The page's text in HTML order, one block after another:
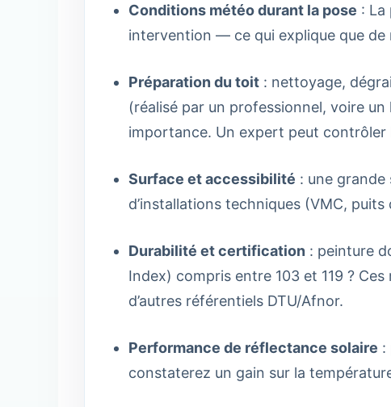
Conditions météo durant la pose : La
intervention — ce qui explique que de
Préparation du toit : nettoyage,
(réalisé par un professionnel, voire
importance. Un expert peut contrôler
Surface et accessibilité : une grande
d’installations techniques (VMC,
Durabilité et certification : peinture
Index) compris entre 103 et 119 ?
d’autres référentiels DTU/Afnor.
Performance de réflectance solaire :
constaterez un gain sur la